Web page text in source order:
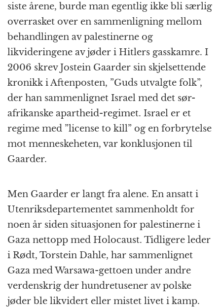
siste årene, burde man egentlig ikke bli særlig
overrasket over en sammenligning mellom
behandlingen av palestinerne og
likvideringene av jøder i Hitlers gasskamre. I
2006 skrev Jostein Gaarder sin skjelsettende
kronikk i Aftenposten, ”Guds utvalgte folk”,
der han sammenlignet Israel med det sør-
afrikanske apartheid-regimet. Israel er et
regime med ”license to kill” og en forbrytelse
mot menneskeheten, var konklusjonen til
Gaarder.
Men Gaarder er langt fra alene. En ansatt i
Utenriksdepartementet sammenholdt for
noen år siden situasjonen for palestinerne i
Gaza nettopp med Holocaust. Tidligere leder
i Rødt, Torstein Dahle, har sammenlignet
Gaza med Warsawa-gettoen under andre
verdenskrig der hundretusener av polske
jøder ble likvidert eller mistet livet i kamp.